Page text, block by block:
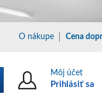
Môj účet
Prihlásiť sa
O nákupe Cena